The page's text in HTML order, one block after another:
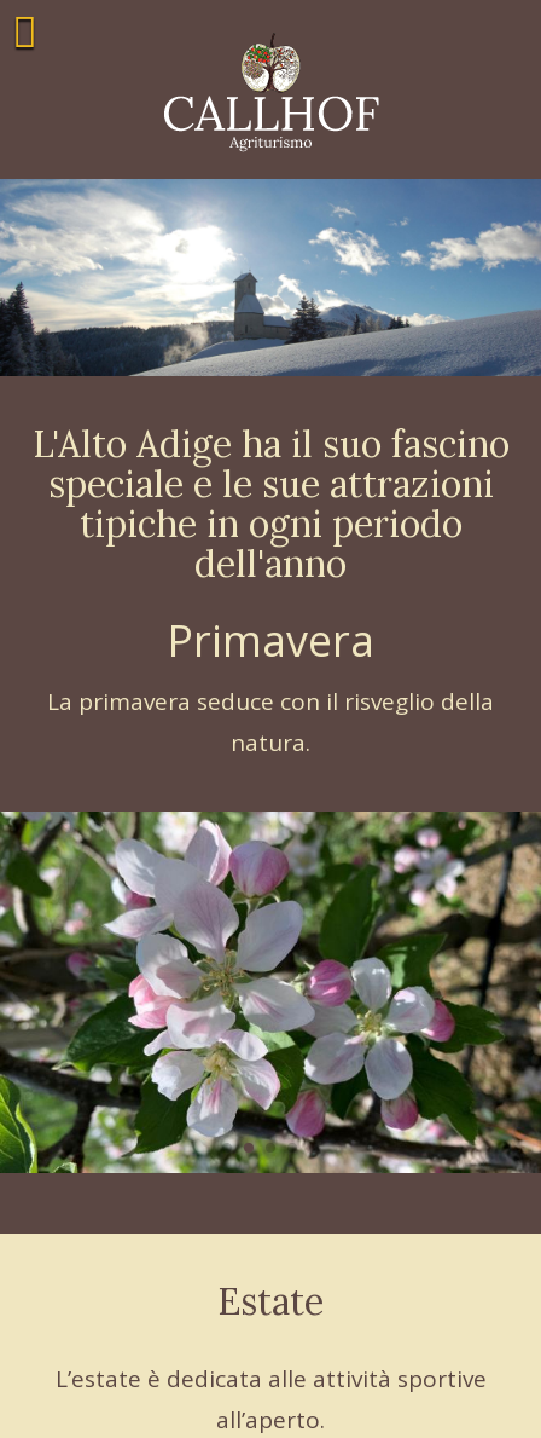
L'Alto Adige ha il suo fascino
speciale e le sue attrazioni
tipiche in ogni periodo
dell'anno
Primavera
La primavera seduce con il risveglio della
natura.
Estate
L’estate è dedicata alle attività sportive
all’aperto.